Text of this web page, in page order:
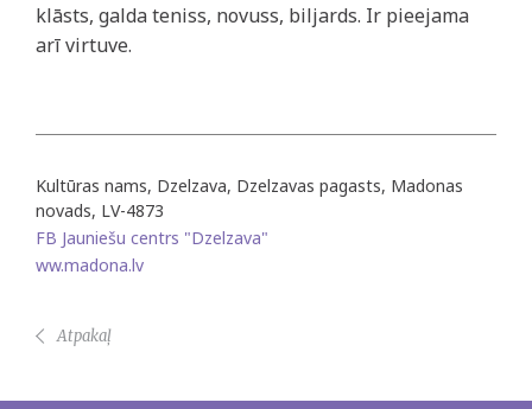
klāsts, galda teniss, novuss, biljards. Ir pieejama
arī virtuve.
Kultūras nams, Dzelzava, Dzelzavas pagasts, Madonas
novads, LV-4873
FB Jauniešu centrs "Dzelzava"
ww.madona.lv
Atpakaļ